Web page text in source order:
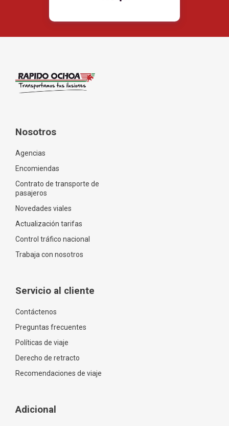
Nosotros
Agencias
Encomiendas
Contrato de transporte de
pasajeros
Novedades viales
Actualización tarifas
Control tráfico nacional
Trabaja con nosotros
Servicio al cliente
Contáctenos
Preguntas frecuentes
Políticas de viaje
Derecho de retracto
Recomendaciones de viaje
Adicional